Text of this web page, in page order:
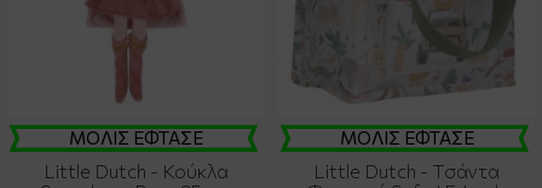
ΜΟΛΙΣ ΕΦΤΑΣΕ
Little Dutch - Κούκλα
ΜΟΛΙΣ ΕΦΤΑΣΕ
Little Dutch - Τσάντα